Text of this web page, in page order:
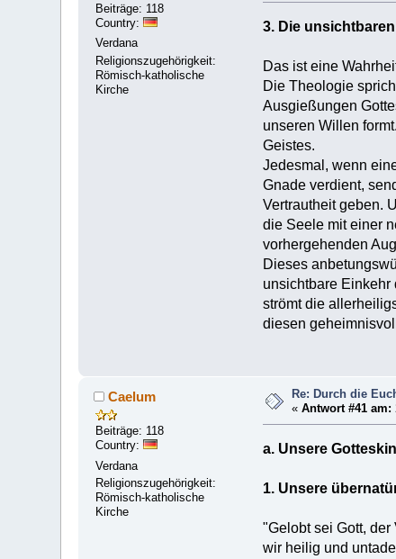
Beiträge: 118
Country:
Verdana
Religionszugehörigkeit:
Römisch-katholische
Kirche
3. Die
Das ist eine
Die Theologie
Ausgießungen
unseren Willen
Geistes.
Jedesmal, wenn
Gnade verdient,
Vertrautheit geben.
die Seele mit einer
vorhergehenden
Dieses
unsichtbare Einkehr
strömt die
diesen
Caelum
Beiträge: 118
Country:
Verdana
Religionszugehörigkeit:
Römisch-katholische
Kirche
Re: Durch die
«Antwort #41 am:
a. Unsere
1. Unsere
"Gelobt sei Gott,
wir heilig und